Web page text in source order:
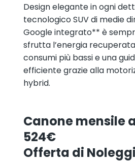
Design elegante in ogni
tecnologico SUV di medie
Google integrato** è
sfrutta l’energia
consumi più bassi e una
efficiente grazie alla
hybrid.
Canone mensile
524€
Offerta di